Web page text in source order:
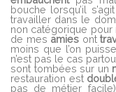
bouche lorsqu’il
travailler dans le
non catégorique
de mes amies ont
moins que l’on
n’est pas le cas
sont tombées sur un
restauration est
pas de métier